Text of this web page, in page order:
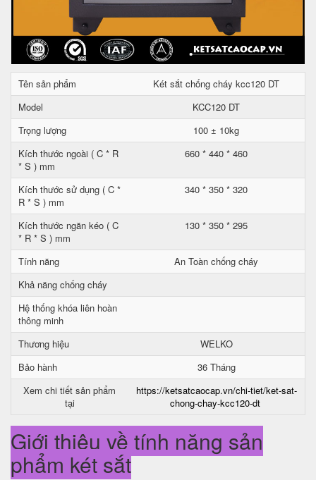
Tên sản phẩm
Két sắt chống cháy kcc120 DT
Model
KCC120 DT
Trọng lượng
100 ± 10kg
Kích thước ngoài ( C * R
* S ) mm
660 * 440 * 460
Kích thước sử dụng ( C *
R * S ) mm
340 * 350 * 320
Kích thước ngăn kéo ( C
* R * S ) mm
130 * 350 * 295
Tính năng
An Toàn chống cháy
Khả năng chống cháy
Hệ thống khóa liên hoàn
thông minh
Thương hiệu
WELKO
Bảo hành
36 Tháng
Xem chi tiết sản phẩm
tại
https://ketsatcaocap.vn/chi-tiet/ket-sat-
chong-chay-kcc120-dt
Giới thiệu về tính năng sản
phẩm két sắt